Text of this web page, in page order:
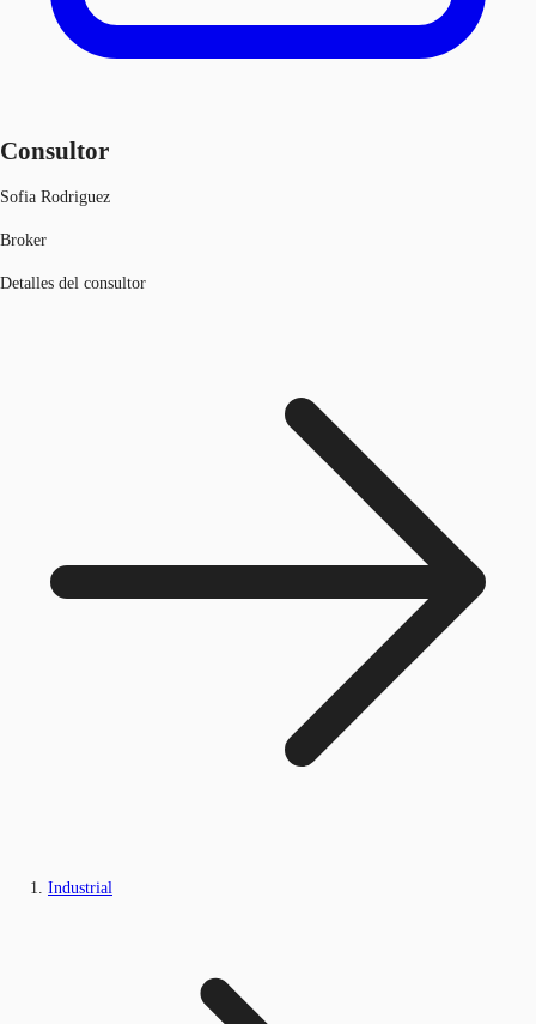
Consultor
Sofia Rodriguez
Broker
Detalles del consultor
Industrial